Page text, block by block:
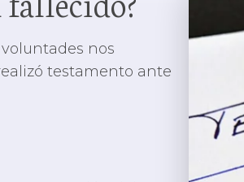
nos
testamento ante